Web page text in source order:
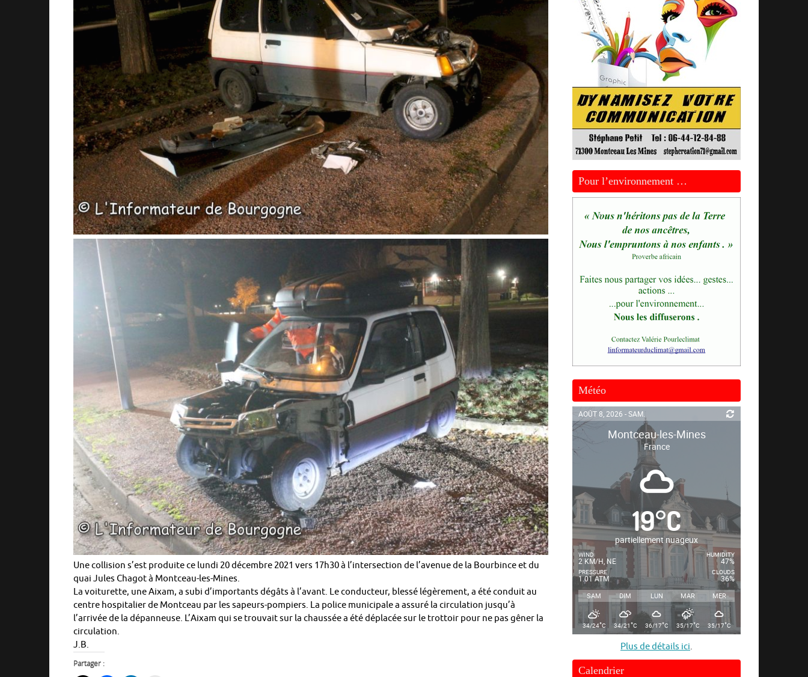
Une collision s’est produite ce lundi 20 décembre 2021 vers 17h30 à l’intersection de l’avenue de la Bourbince et du
quai Jules Chagot à Montceau-les-Mines.
La voiturette, une Aixam, a subi d’importants dégâts à l’avant. Le conducteur, blessé légèrement, a été conduit au
centre hospitalier de Montceau par les sapeurs-pompiers. La police municipale a assuré la circulation jusqu’à
l’arrivée de la dépanneuse. L’Aixam qui se trouvait sur la chaussée a été déplacée sur le trottoir pour ne pas gêner la
circulation.
J.B.
Partager :
Pour l’environnement …
Météo
AOÛT 8, 2026 - SAM.
Montceau-les-Mines
France
19°C
partiellement nuageux
WIND
2 KM/H, NE
PRESSURE
1.01 ATM
HUMIDITY
47%
CLOUDS
36%
SAM DIM LUN MAR MER
34/24°C 34/21°C 36/17°C 35/17°C 35/17°C
Plus de détails ici.
Calendrier